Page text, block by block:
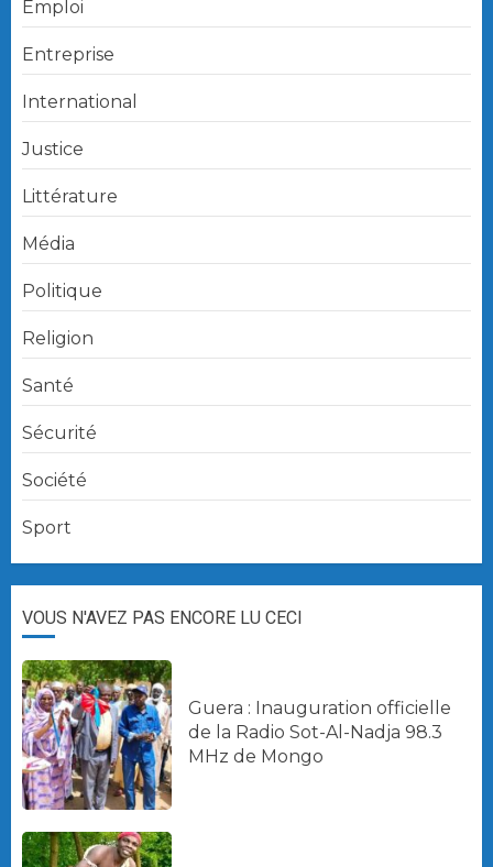
Emploi
Entreprise
International
Justice
Littérature
Média
Politique
Religion
Santé
Sécurité
Société
Sport
VOUS N'AVEZ PAS ENCORE LU CECI
Guera : Inauguration officielle
de la Radio Sot-Al-Nadja 98.3
MHz de Mongo